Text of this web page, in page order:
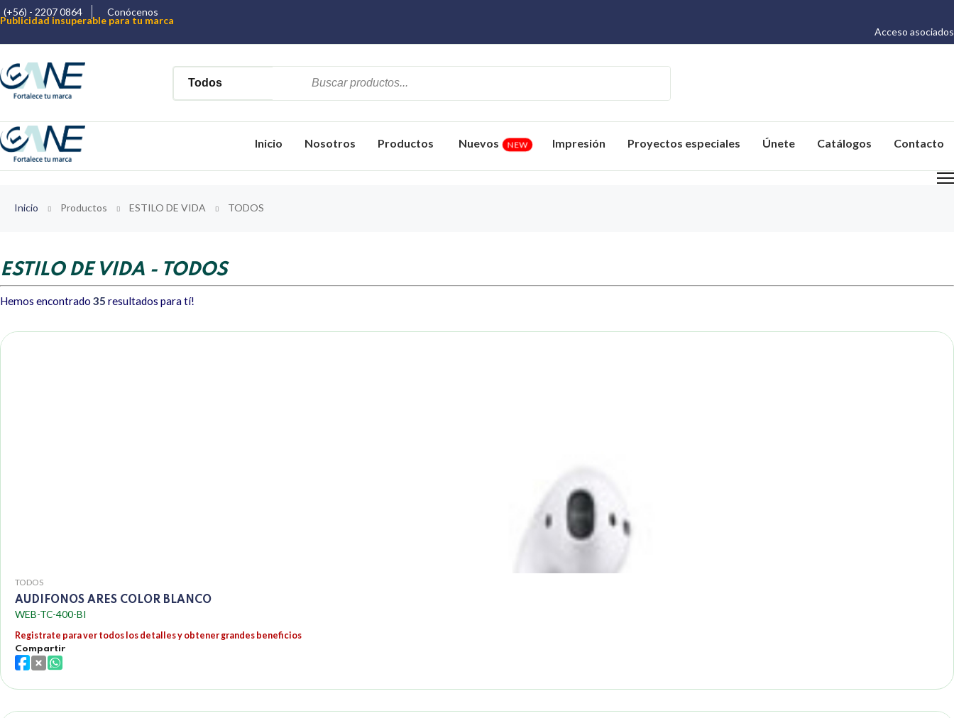
(+56) - 2207 0864 Conócenos
Publicidad insuperable para tu marca
Acceso asociados
Inicio Nosotros Productos Nuevos NEW Impresión Proyectos especiales Únete Catálogos Contacto
Inicio Productos ESTILO DE VIDA TODOS
ESTILO DE VIDA - TODOS
Hemos encontrado 35 resultados para tí!
TODOS
AUDIFONOS ARES COLOR BLANCO
WEB-TC-400-BI
Registrate para ver todos los detalles y obtener grandes beneficios
Compartir